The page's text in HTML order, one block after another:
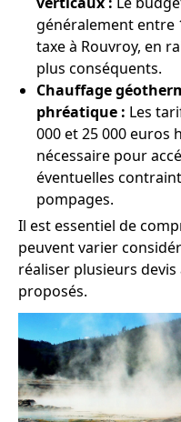
généralement entre
taxe à Rouvroy, en
plus conséquents.
Chauffage
phréatique : Les
000 et 25 000 euros
nécessaire pour
éventuelles
pompages.
Il est essentiel de
peuvent varier
réaliser plusieurs
proposés.